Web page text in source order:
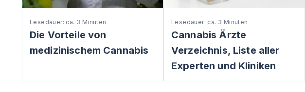
Lesedauer: ca. 3 Minuten
Die Vorteile von
medizinischem Cannabis
Lesedauer: ca. 3 Minuten
Cannabis Ärzte
Verzeichnis, Liste aller
Experten und Kliniken